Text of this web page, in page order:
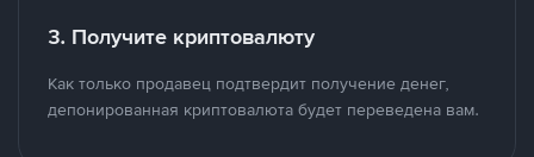
3. Получите криптовалюту
Как только продавец подтвердит получение денег,
депонированная криптовалюта будет переведена вам.